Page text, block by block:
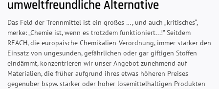
umweltfreundliche Alternative
Das Feld der Trennmittel ist ein großes …, und auch „kritisches“,
merke: „Chemie ist, wenn es trotzdem funktioniert...!" Seitdem
REACH, die europäische Chemikalien-Verordnung, immer stärker den
Einsatz von ungesunden, gefährlichen oder gar giftigen Stoffen
eindämmt, konzentrieren wir unser Angebot zunehmend auf
Materialien, die früher aufgrund ihres etwas höheren Preises
gegenüber bspw. stärker oder höher lösemittelhaltigen Produkten